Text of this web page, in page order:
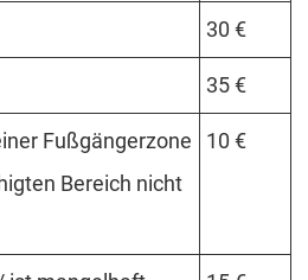
30 €
35 €
Fußgängerzone
Bereich nicht
10 €